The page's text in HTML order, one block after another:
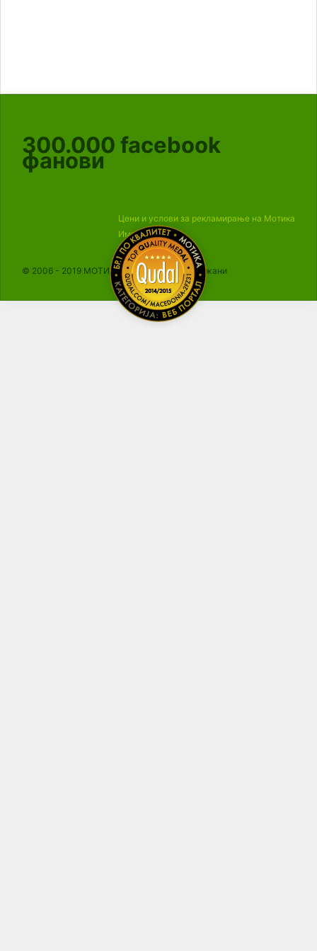
300.000 facebook
фанови
Цени и услови за рекламирање на Мотика
Импресум
© 2006 - 2019 МОТИКА, Сите права се задржани